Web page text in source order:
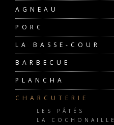
AGNEAU
PORC
LA BASSE-COUR
BARBECUE
PLANCHA
CHARCUTERIE
LES PÂTÉS
LA COCHONAILLE